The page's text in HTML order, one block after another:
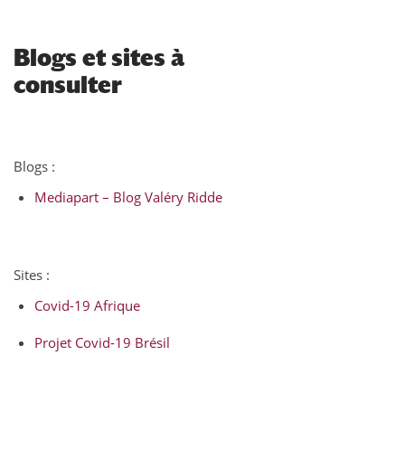
Blogs et sites à
consulter
Blogs :
Mediapart – Blog Valéry Ridde
Sites :
Covid-19 Afrique
Projet Covid-19 Brésil